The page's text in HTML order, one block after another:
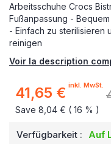
Arbeitsschuhe Crocs
Fußanpassung -
- Einfach zu sterilisieren
reinigen
Voir la description
Sonderpreis
41,65 € inkl. MwSt.
Save 8,04 € ( 16 % )
Verfügbarkeit : Auf